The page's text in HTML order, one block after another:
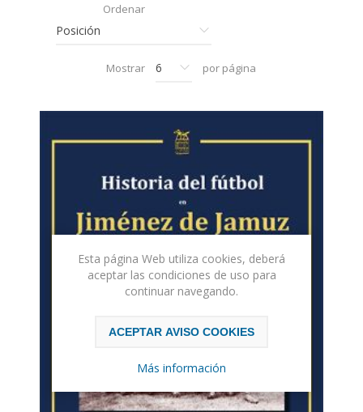
Ordenar
Mostrar por página
Esta página Web utiliza cookies, deberá
aceptar las condiciones de uso para
continuar navegando.
ACEPTAR AVISO COOKIES
Más información